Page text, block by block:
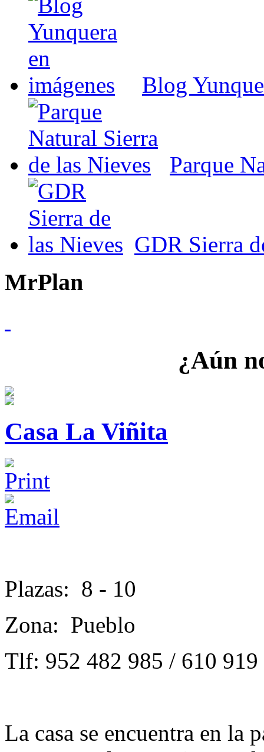
Blog
Parque
GDR Sierra
MrPlan
¿Aún
Casa La Viñita
Plazas: 8 - 10
Zona: Pueblo
Tlf: 952 482 985 / 610
La casa se encuentra en la